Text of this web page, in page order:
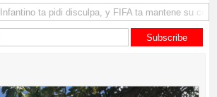
Infantino ta pidi disculpa, y FIFA ta mantene su
Subscribe